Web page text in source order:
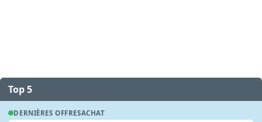
Top 5
DERNIÈRES OFFRESACHAT